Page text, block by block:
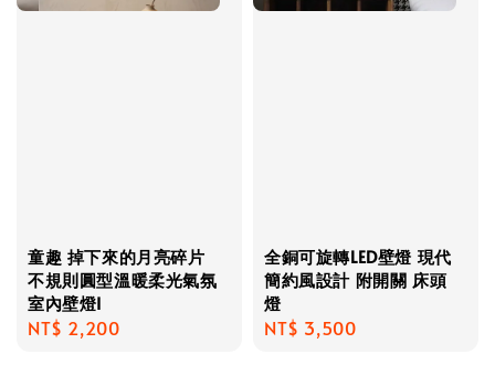
童趣 掉下來的月亮碎片
不規則圓型溫暖柔光氣氛
室內壁燈I
Regular
NT$ 2,200
全銅可旋轉LED壁燈 現代
簡約風設計 附開關 床頭
燈
Regular
NT$ 3,500